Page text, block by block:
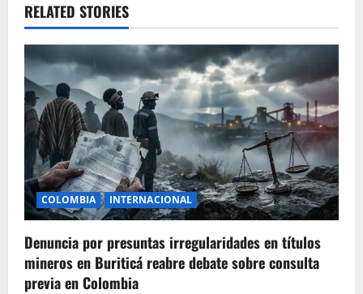
v
i
g
a
t
i
o
n
RELATED STORIES
COLOMBIA INTERNACIONAL
Denuncia por presuntas irregularidades en títulos
mineros en Buriticá reabre debate sobre consulta
previa en Colombia